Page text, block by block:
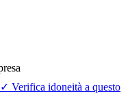
✓ Verifica idoneità a questo